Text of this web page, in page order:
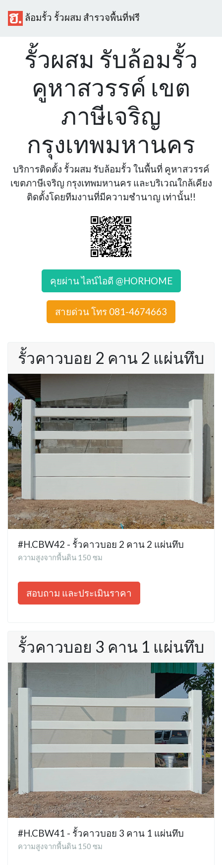
ล้อมรั้ว รั้วผสม สำรวจพื้นที่ฟรี
รั้วผสม รับล้อมรั้ว
คูหาสวรรค์ เขต
ภาษีเจริญ
กรุงเทพมหานคร
บริการติดตั้ง รั้วผสม รับล้อมรั้ว ในพื้นที่ คูหาสวรรค์
เขตภาษีเจริญ กรุงเทพมหานคร และบริเวณใกล้เคียง
ติดตั้งโดยทีมงานที่มีความชำนาญ เท่านั้น!!
คุยผ่าน ไลน์ไอดี @HORHOME
สายด่วน โทร 081-4674663
รั้วคาวบอย 2 คาน 2 แผ่นทึบ
#H.CBW42 - รั้วคาวบอย 2 คาน 2 แผ่นทึบ
ความสูงจากพื้นดิน 150 ซม
สอบถาม และประเมินราคา
รั้วคาวบอย 3 คาน 1 แผ่นทึบ
#H.CBW41 - รั้วคาวบอย 3 คาน 1 แผ่นทึบ
ความสูงจากพื้นดิน 150 ซม